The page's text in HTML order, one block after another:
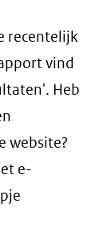
recentelijk
vind
Heb
website?
e-